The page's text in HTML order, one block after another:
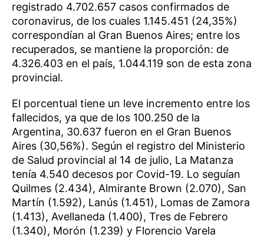
registrado 4.702.657 casos confirmados de
coronavirus, de los cuales 1.145.451 (24,35%)
correspondían al Gran Buenos Aires; entre los
recuperados, se mantiene la proporción: de
4.326.403 en el país, 1.044.119 son de esta zona
provincial.
El porcentual tiene un leve incremento entre los
fallecidos, ya que de los 100.250 de la
Argentina, 30.637 fueron en el Gran Buenos
Aires (30,56%). Según el registro del Ministerio
de Salud provincial al 14 de julio, La Matanza
tenía 4.540 decesos por Covid-19. Lo seguían
Quilmes (2.434), Almirante Brown (2.070), San
Martín (1.592), Lanús (1.451), Lomas de Zamora
(1.413), Avellaneda (1.400), Tres de Febrero
(1.340), Morón (1.239) y Florencio Varela